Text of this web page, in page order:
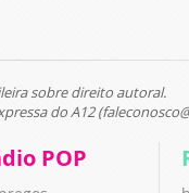
sobre direito autoral.
do A12
POP